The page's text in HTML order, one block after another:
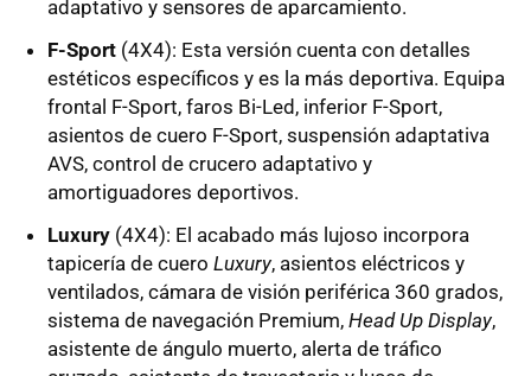
adaptativo y sensores de aparcamiento.
F-Sport (4X4): Esta versión cuenta con detalles
estéticos específicos y es la más deportiva. Equipa
frontal F-Sport, faros Bi-Led, inferior F-Sport,
asientos de cuero F-Sport, suspensión adaptativa
AVS, control de crucero adaptativo y
amortiguadores deportivos.
Luxury (4X4): El acabado más lujoso incorpora
tapicería de cuero Luxury, asientos eléctricos y
ventilados, cámara de visión periférica 360 grados,
sistema de navegación Premium, Head Up Display,
asistente de ángulo muerto, alerta de tráfico